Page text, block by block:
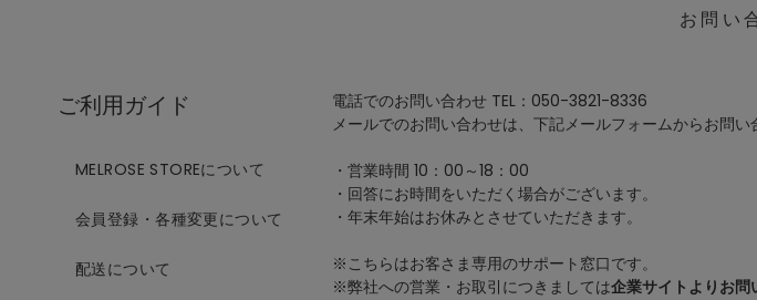
お問い
ご利用ガイド
MELROSE STOREについて
会員登録・各種変更について
配送について
電話でのお問い合わせ TEL：050-3821-8336
メールでのお問い合わせは、下記メールフォームからお問い
・営業時間 10：00～18：00
・回答にお時間をいただく場合がございます。
・年末年始はお休みとさせていただきます。
※こちらはお客さま専用のサポート窓口です。
※弊社への営業・お取引につきましては企業サイトよりお問